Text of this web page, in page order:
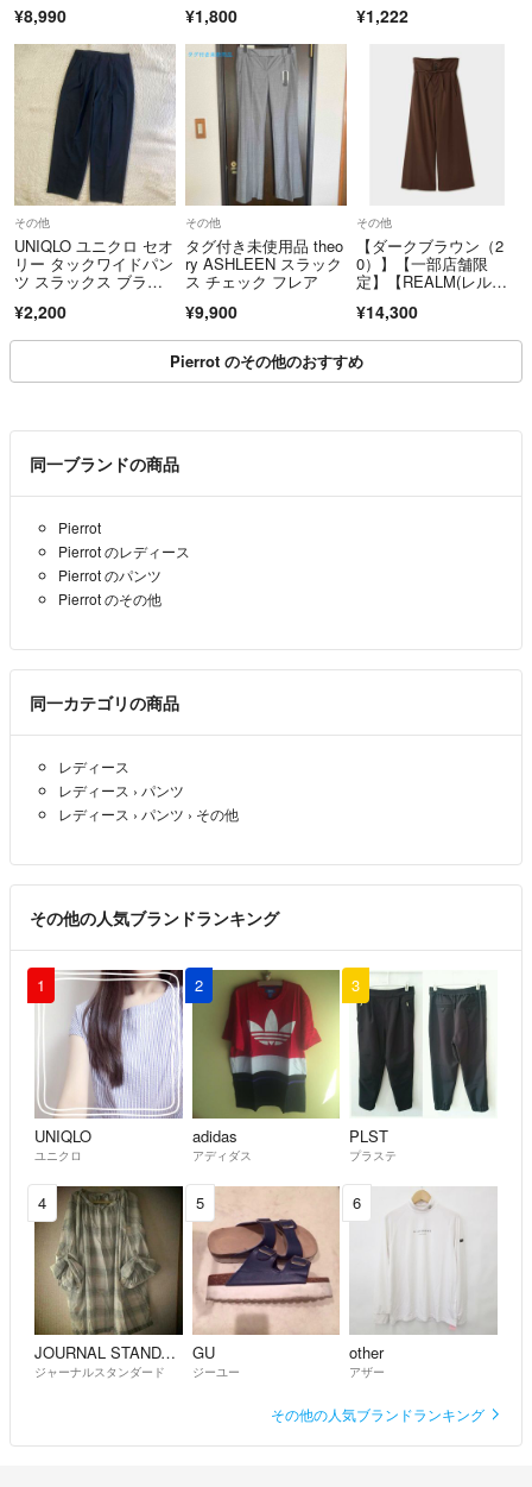
¥8,990 ¥1,800 ¥1,222
その他
UNIQLO ユニクロ セオ
リー タックワイドパン
ツ スラックス ブラッ
¥2,200
その他
タグ付き未使用品 theo
ry ASHLEEN スラック
ス チェック フレア
¥9,900
その他
【ダークブラウン（2
0）】【一部店舗限
定】【REALM(レル
NTS|ウエスト2WAYパ
ンツ
¥14,300
Pierrot のその他のおすすめ
同一ブランドの商品
Pierrot
Pierrot のレディース
Pierrot のパンツ
Pierrot のその他
同一カテゴリの商品
レディース
レディース › パンツ
レディース › パンツ › その他
その他の人気ブランドランキング
1
UNIQLO
ユニクロ
2
adidas
アディダス
3
PLST
プラステ
4
JOURNAL STANDARD
ジャーナルスタンダード
5
GU
ジーユー
6
other
アザー
その他の人気ブランドランキング